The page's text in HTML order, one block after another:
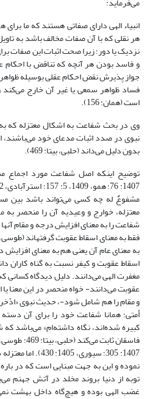
انبیاء الهی دارای صفاتی هستند که ما
هر نقلی که با آن صفات مخالف باشد به
نزدیک یا دور؛ زیرا صحت اثبات این صفات
و فاسد بودن هر آنچه که تناقض با احکام
جواز پذیرش نقض احکام عقلی بوسیله
فساد ظواهر سمعی یا غیر آن خارج
است (همان: 156).
وی در بحث شفاعت به اشکال معتزله که
نبوی در صدد اثبات مدعای خود می‌باشند،
بدون دلیل می‌داند (حلبی، بی‏تا: 469).
توضیح اینکه اصل شفاعت مورد اجماع
مشفوعٌ له چه کسی می‌تواند باشد بین
معتزله، خوارج و وعیدیه آن را منحصر به
شفاعت را به معنای افزایش درجه و مقام
به معنای عام آن یعنی هم به معنای افزایش
اسقاط عقوبت و کیفر نسبت به گناه کاران
مغفرت الهی می‌دانند. دلیل دیدگاه کسانی
عقوبت می‌دانند- خواه منحصر در این معنا
و مقام را هم شامل شود-، حدیث نبوی
أمتی؛ همانا شفاعت خود را برای آن
کبیره شده‌اند، نگاه داشته‌ام» می‌باشد که
1407: 305؛ سیوری،
نموده و این به جهت مبنایی است که در
توبه از دنیا بروند مخلد در آتش جهنم